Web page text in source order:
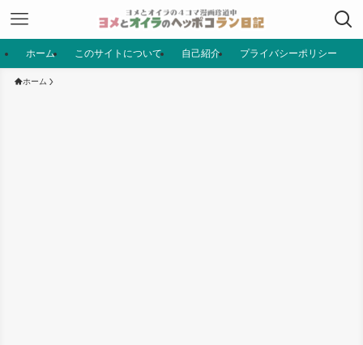
ホーム このサイトについて 自己紹介 プライバシーポリシー
ホーム